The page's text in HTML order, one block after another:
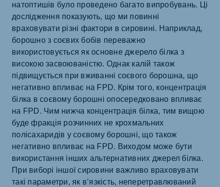
натоптишів було проведено багато випробувань. Ці
дослідження показують, що ми повинні
враховувати різні фактори в сировині. Наприклад,
борошно з соєвих бобів переважно
використовується як основне джерело білка з
високою засвоюваністю. Однак калій також
підвищується при вживанні соєвого борошна, що
негативно впливає на FPD. Крім того, концентрація
білка в соєвому борошні опосередковано впливає
на FPD. Чим нижча концентрація білка, тим вищою
буде фракція розчинних не крохмальних
полісахаридів у соєвому борошні, що також
негативно впливає на FPD. Виходом може бути
використання інших альтернативних джерел білка.
При виборі іншої сировини важливо враховувати
такі параметри, як в’язкість, неперетравлюваний